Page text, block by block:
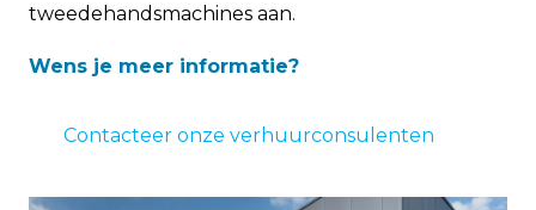
tweedehandsmachines aan.
Wens je meer informatie?
Contacteer onze verhuurconsulenten